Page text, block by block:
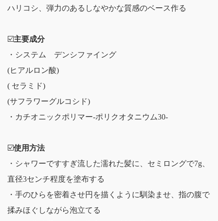
ハリコシ、弾力のあるしなやかな質感のベース作る
☑️主要成分
・システム デンシファイング
(ヒアルロン酸)
( セラミド)
(サフラワーグルコシド)
・カチオニックポリマー-ポリクオタニウム30-
☑️使用方法
・シャワーですすぎ流した濡れた髪に、セミロングで7g、
直径3センチ程度を塗布する
・手のひらを密着させ円を描くように馴染ませ、指の腹で
揉みほぐしながら泡立てる